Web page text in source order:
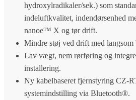
hydroxylradikaler/sek.) som
indeluftkvalitet, indendørsenhed
nanoe™ X og tør drift.
Mindre støj ved drift med langsom
Lav vægt, nem rørføring og
installering.
Ny kabelbaseret fjernstyring CZ-
systemindstilling via Bluetooth®.